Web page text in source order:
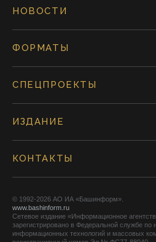
НОВОСТИ
ФОРМАТЫ
СПЕЦПРОЕКТЫ
ИЗДАНИЕ
КОНТАКТЫ
© 1992-2026 АО ИА «Башинформ».
www.bashinform.ru
Сетевое издание «Информационное
зарегистрировано в Федеральной службе по
информационных технологий и массовых